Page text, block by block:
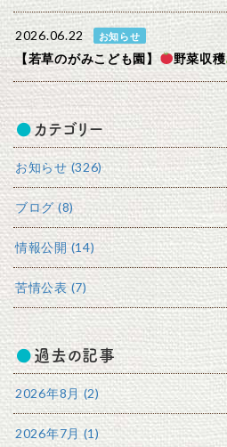
2026.06.22 お知らせ
【若草のがみこども園】 野菜収穫
カテゴリー
お知らせ (326)
ブログ (8)
情報公開 (14)
苦情公表 (7)
過去の記事
2026年8月 (2)
2026年7月 (1)